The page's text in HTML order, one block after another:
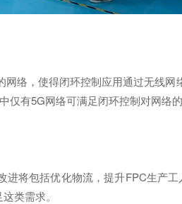
络，使得闭环控制应用通过无线网
有5G网络可满足闭环控制对网络的
将包括优化物流，提升FPC生产
类需求。